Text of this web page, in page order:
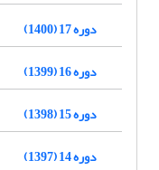
دوره 17 (1400)
دوره 16 (1399)
دوره 15 (1398)
دوره 14 (1397)